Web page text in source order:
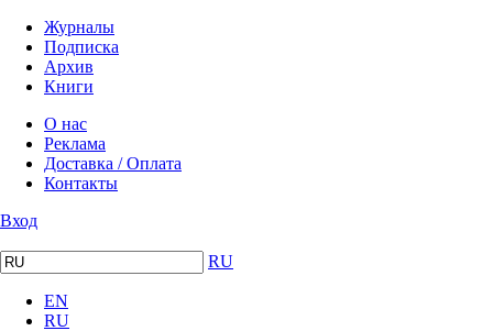
Журналы
Подписка
Архив
Книги
О нас
Реклама
Доставка / Оплата
Контакты
Вход
RU
EN
RU